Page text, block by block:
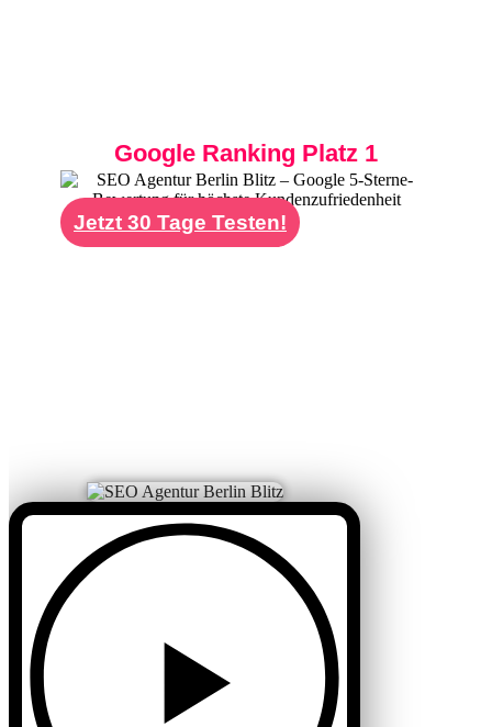
Google Ranking Platz 1
Jetzt 30 Tage Testen!